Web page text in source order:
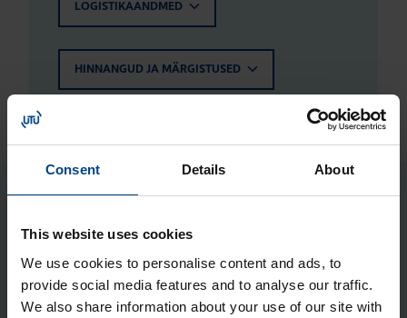
Consent Details About
This website uses cookies
We use cookies to personalise content and ads, to
provide social media features and to analyse our traffic.
We also share information about your use of our site with
LOGISTIKAANDMED
HINNANGUD JA MÄRGISTUSED
Metall­kesta kin­ni­tus­kõr­vad (4 tk),
Orion Plus
Tootekood: FL85Z